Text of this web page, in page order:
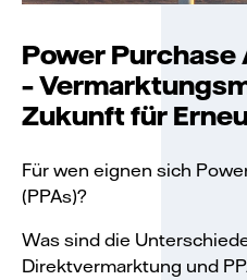
Power
–
Zukunft für
Für wen eignen sich
(PPAs)?
Was sind die
Direktvermarktung und